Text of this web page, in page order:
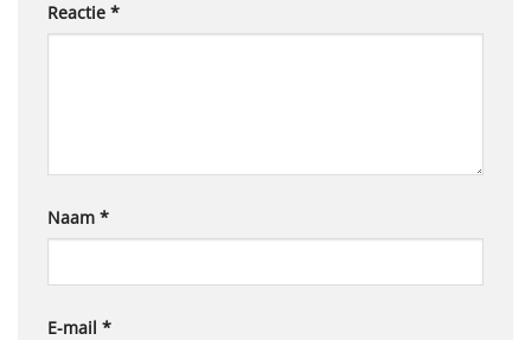
Reactie *
Naam *
E-mail *